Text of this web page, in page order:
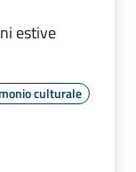
estive
culturale